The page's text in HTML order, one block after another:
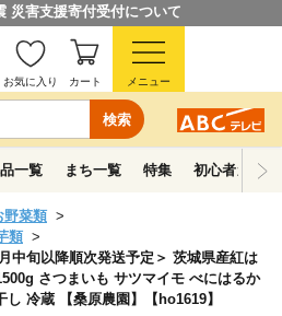
災害支援寄付受付について
検索
お気に入り カート メニュー
一覧 まち一覧 特集 初心者ガイド
野菜類
類
中旬以降順次発送予定＞ 茨城県産紅は
さつまいも サツマイモ べにはるか
冷蔵 【桑原農園】【ho1619】